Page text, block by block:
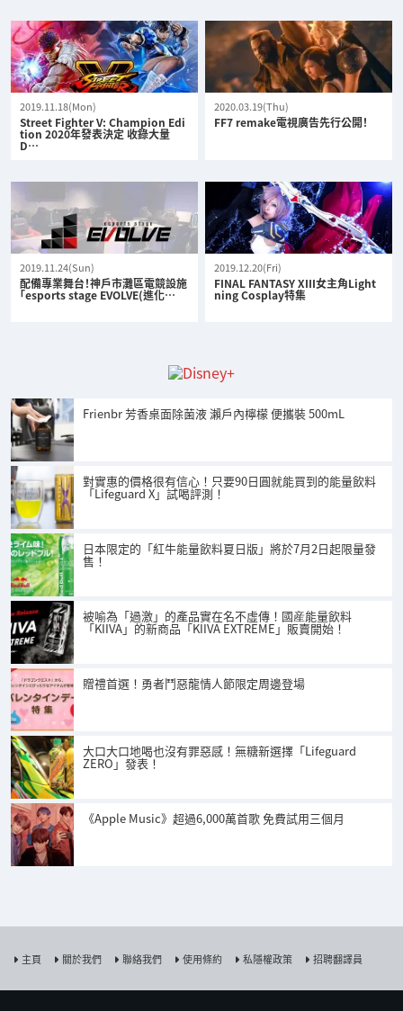
2019.11.18(Mon)
Street Fighter V: Champion Edi
tion 2020年發表決定 收錄大量
D…
2020.03.19(Thu)
FF7 remake電視廣告先行公開！
2019.11.24(Sun)
配備專業舞台！神戶市灘區電競設施
「esports stage EVOLVE(進化…
2019.12.20(Fri)
FINAL FANTASY XIII女主角Light
ning Cosplay特集
Frienbr 芳香桌面除菌液 瀨戶內檸檬 便攜裝 500mL
對實惠的價格很有信心！只要90日圓就能買到的能量飲料
「Lifeguard X」試喝評測！
日本限定的「紅牛能量飲料夏日版」將於7月2日起限量發
售！
被喻為「過激」的產品實在名不虛傳！國産能量飲料
「KIIVA」的新商品「KIIVA EXTREME」販賣開始！
贈禮首選！勇者鬥惡龍情人節限定周邊登場
大口大口地喝也沒有罪惡感！無糖新選擇「Lifeguard
ZERO」發表！
《Apple Music》超過6,000萬首歌 免費試用三個月
主頁 關於我們 聯絡我們 使用條約 私隱權政策 招聘翻譯員